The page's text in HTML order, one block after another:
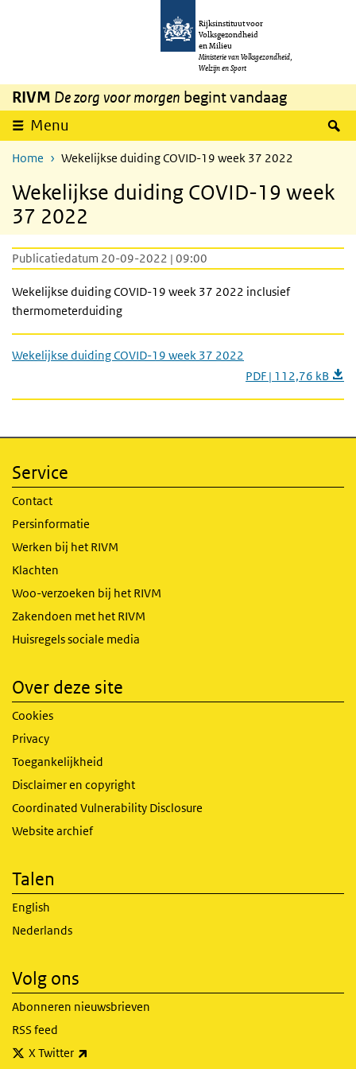
Overslaan en naar de inhoud gaan
Rijksinstituut voor
Volksgezondheid
en Milieu
Ministerie van Volksgezondheid,
Welzijn en Sport
RIVM De zorg voor morgen begint vandaag
Menu
Home Wekelijkse duiding COVID-19 week 37 2022
Wekelijkse duiding COVID-19 week
37 2022
Publicatiedatum 20-09-2022 | 09:00
Wekelijkse duiding COVID-19 week 37 2022 inclusief
thermometerduiding
Wekelijkse duiding COVID-19 week 37 2022
PDF | 112,76 kB
Service
Contact
Persinformatie
Werken bij het RIVM
Klachten
Woo-verzoeken bij het RIVM
Zakendoen met het RIVM
Huisregels sociale media
Over deze site
Cookies
Privacy
Toegankelijkheid
Disclaimer en copyright
Coordinated Vulnerability Disclosure
Website archief
Talen
English
Nederlands
Volg ons
Abonneren nieuwsbrieven
RSS feed
X Twitter